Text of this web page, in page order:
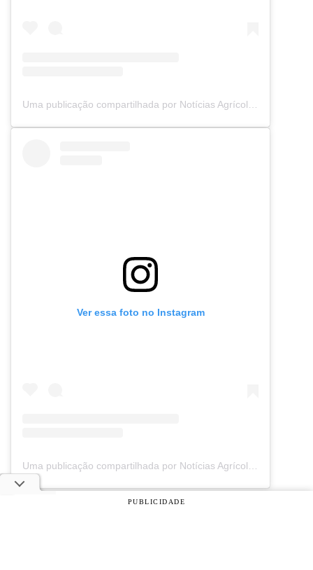
Ver essa foto no Instagram
Uma publicação compartilhada por Notícias Agrícolas (@noticiasagricolas)
PUBLICIDADE